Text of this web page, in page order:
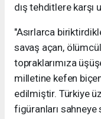
dış tehditlere karşı
"Asırlarca
savaş açan,
topraklarımıza
milletine kefen
edilmiştir. Türkiye
figüranları sahneye